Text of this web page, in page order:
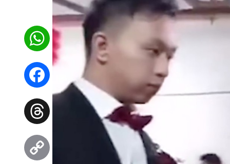
WhatsApp
Facebook
Threads